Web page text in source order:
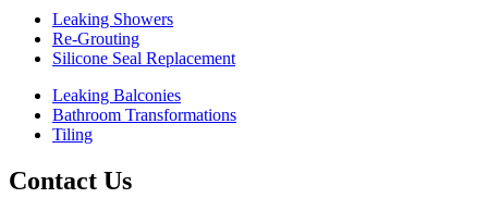
Leaking Showers
Re-Grouting
Silicone Seal Replacement
Leaking Balconies
Bathroom Transformations
Tiling
Contact Us